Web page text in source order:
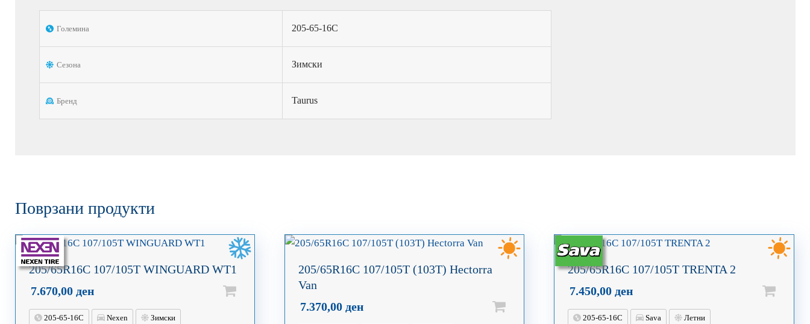
Големина 205-65-16C
Сезона Зимски
Бренд Taurus
Поврзани продукти
205/65R16C 107/105T WINGUARD WT1
7.670,00 ден
205-65-16C Nexen Зимски
205/65R16C 107/105T (103T) Hectorra
Van
7.370,00 ден
205/65R16C 107/105T TRENTA 2
7.450,00 ден
205-65-16C Sava Летни